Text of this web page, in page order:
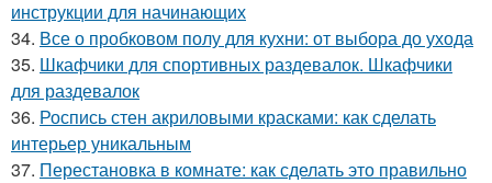
инструкции для начинающих
34. Все о пробковом полу для кухни: от выбора до ухода
35. Шкафчики для спортивных раздевалок. Шкафчики
для раздевалок
36. Роспись стен акриловыми красками: как сделать
интерьер уникальным
37. Перестановка в комнате: как сделать это правильно